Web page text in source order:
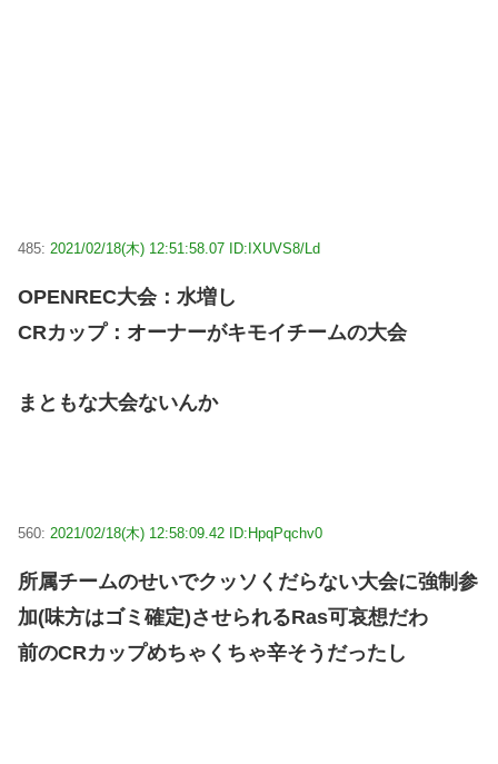
485: 2021/02/18(木) 12:51:58.07 ID:IXUVS8/Ld
OPENREC大会：水増し
CRカップ：オーナーがキモイチームの大会
まともな大会ないんか
560: 2021/02/18(木) 12:58:09.42 ID:HpqPqchv0
所属チームのせいでクッソくだらない大会に強制参
加(味方はゴミ確定)させられるRas可哀想だわ
前のCRカップめちゃくちゃ辛そうだったし